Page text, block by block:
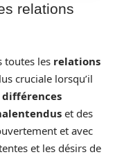
relations
toutes les relations
cruciale lorsqu’il
différences
et des
et avec
et les désirs de